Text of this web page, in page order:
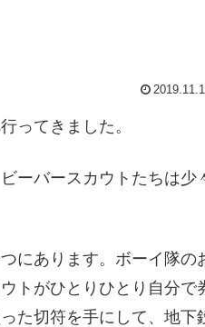
ってきました。
バースカウトたちは少
にあります。ボーイ隊の
トがひとりひとり自分で
た切符を手にして、地下